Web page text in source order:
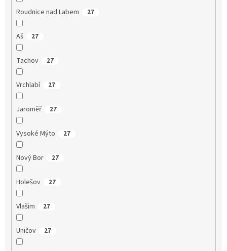
Roudnice nad Labem 27
Aš 27
Tachov 27
Vrchlabí 27
Jaroměř 27
Vysoké Mýto 27
Nový Bor 27
Holešov 27
Vlašim 27
Uničov 27